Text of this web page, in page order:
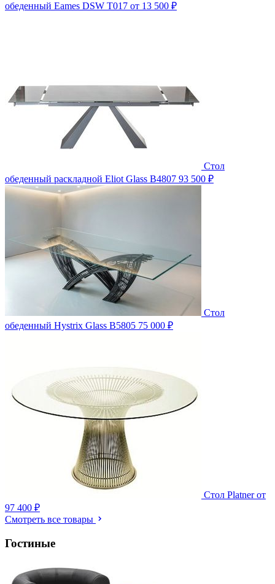
обеденный Eames DSW T017 от 13 500 ₽
Стол
обеденный раскладной Eliot Glass B4807 93 500 ₽
Стол
обеденный Hystrix Glass B5805 75 000 ₽
Стол Platner от
97 400 ₽
Смотреть все товары
Гостиные